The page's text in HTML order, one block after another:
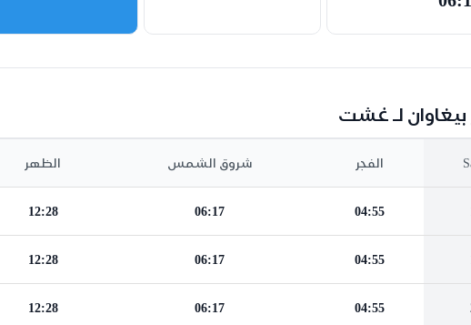
بيغاوان لـ غشت
الفجر شروق الشمس الظهر
04:55
06:17
12:28
04:55
06:17
12:28
04:55
06:17
12:28